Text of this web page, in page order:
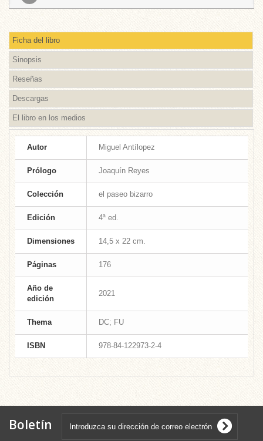
Ficha del libro
Sinopsis
Reseñas
Descargas
El libro en los medios
Autor Miguel Antílopez
Prólogo Joaquín Reyes
Colección el paseo bizarro
Edición 4ª ed.
Dimensiones 14,5 x 22 cm.
Páginas 176
Año de
edición
2021
Thema DC; FU
ISBN 978-84-122973-2-4
Boletín